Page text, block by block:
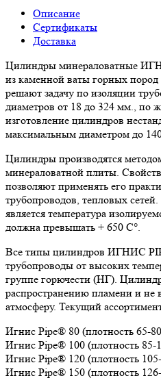
Описание
Сертификаты
Доставка
Цилиндры минераловатные
из каменной ваты горных
решают задачу по изоляции
диаметров от 18 до 324 мм., по
изготовление цилиндров
максимальным диаметром до
Цилиндры производятся
минераловатной плиты.
позволяют применять его
трубопроводов, тепловых
является температура
должна превышать + 650 C°.
Все типы цилиндров ИГНИС
трубопроводы от высоких
группе горючести (НГ).
распространению пламени и не
атмосферу. Текущий
Игнис Pipe® 80 (плотность 65-
Игнис Pipe® 100 (плотность 85-
Игнис Pipe® 120 (плотность
Игнис Pipe® 150 (плотность